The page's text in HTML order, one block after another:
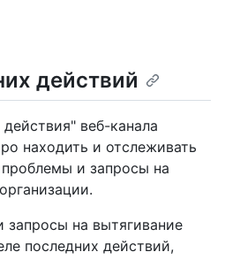
действий
веб-канала
находить и отслеживать
и запросы на
на вытягивание
последних действий,